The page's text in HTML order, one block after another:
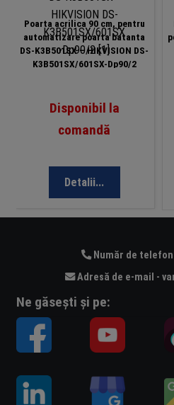
Poarta acrilica 90 cm, pentru
automatizare poarta batanta
DS-K3B501SX – HIKVISION DS-
K3B501SX/601SX-Dp90/2
Disponibil la
comandă
Detalii...
Număr de telefon
Adresă de e-mail -
Ne găsești și pe: